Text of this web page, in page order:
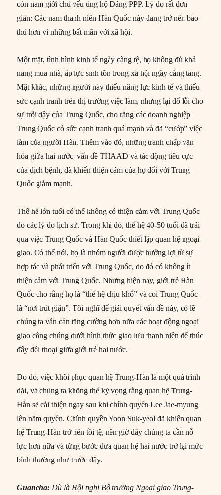
còn nam giới chủ yếu ủng hộ Đảng PPP. Lý do rất đơn
giản: Các nam thanh niên Hàn Quốc này đang trở nên bảo
thủ hơn vì những bất mãn với xã hội.
Một mặt, tình hình kinh tế ngày càng tệ, họ không đủ khả
năng mua nhà, áp lực sinh tồn trong xã hội ngày càng tăng.
Mặt khác, những người này thiếu năng lực kinh tế và thiếu
sức cạnh tranh trên thị trường việc làm, nhưng lại đổ lỗi cho
sự trỗi dậy của Trung Quốc, cho rằng các doanh nghiệp
Trung Quốc có sức cạnh tranh quá mạnh và đã “cướp” việc
làm của người Hàn. Thêm vào đó, những tranh chấp văn
hóa giữa hai nước, vấn đề THAAD và tác động tiêu cực
của dịch bệnh, đã khiến thiện cảm của họ đối với Trung
Quốc giảm mạnh.
Thế hệ lớn tuổi có thể không có thiện cảm với Trung Quốc
do các lý do lịch sử. Trong khi đó, thế hệ 40-50 tuổi đã trải
qua việc Trung Quốc và Hàn Quốc thiết lập quan hệ ngoại
giao. Có thể nói, họ là nhóm người được hưởng lợi từ sự
hợp tác và phát triển với Trung Quốc, do đó có không ít
thiện cảm với Trung Quốc. Nhưng hiện nay, giới trẻ Hàn
Quốc cho rằng họ là “thế hệ chịu khổ” và coi Trung Quốc
là “nơi trút giận”. Tôi nghĩ để giải quyết vấn đề này, có lẽ
chúng ta vẫn cần tăng cường hơn nữa các hoạt động ngoại
giao công chúng dưới hình thức giao lưu thanh niên để thúc
đẩy đối thoại giữa giới trẻ hai nước.
Do đó, việc khôi phục quan hệ Trung-Hàn là một quá trình
dài, và chúng ta không thể kỳ vọng rằng quan hệ Trung-
Hàn sẽ cải thiện ngay sau khi chính quyền Lee Jae-myung
lên nắm quyền. Chính quyền Yoon Suk-yeol đã khiến quan
hệ Trung-Hàn trở nên tồi tệ, nên giờ đây chúng ta cần nỗ
lực hơn nữa và từng bước đưa quan hệ hai nước trở lại mức
bình thường như trước đây.
Guancha: Dù là Hội nghị Bộ trưởng Ngoại giao Trung-